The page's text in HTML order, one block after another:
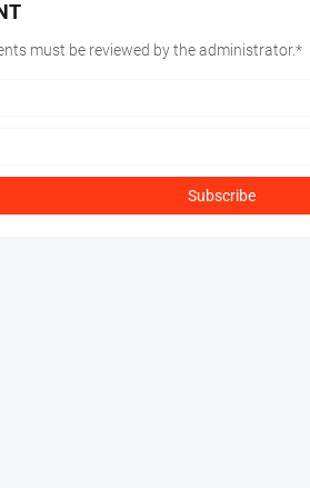
must be reviewed by the administrator.*